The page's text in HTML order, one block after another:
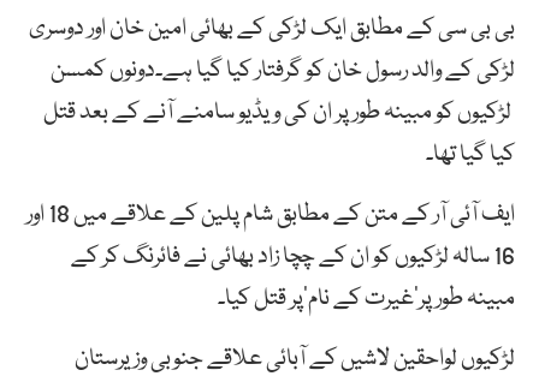
بی بی سی کے مطابق ایک لڑکی کے بھائی امین خان اور دوسری
لڑکی کے والد رسول خان کو گرفتار کیا گیا ہے۔دونوں کمسن
لڑکیوں کو مبینہ طور پر ان کی ویڈیو سامنے آنے کے بعد قتل
کیا گیا تھا۔
ایف آئی آر کے متن کے مطابق شام پلین کے علاقے میں 18 اور
16 سالہ لڑکیوں کو ان کے چچا زاد بھائی نے فائرنگ کر کے
مبینہ طور پر’غیرت کے نام‘پر قتل کیا۔
لڑکیوں لواحقین لاشیں کے آبائی علاقے جنوبی وزیرستان